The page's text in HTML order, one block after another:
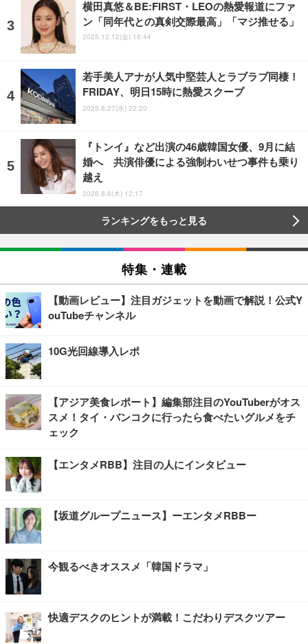
横田真悠＆BE:FIRST・LEOの熱愛報道にファ
ン「同年代との真剣交際最高」「マジ推せる」
2025.12.12(金) 18:44
若手美人アナが人気中堅芸人とラブラブ同棲！
FRIDAY、明日15時に熱愛スクープ
2025.8.27(水) 22:20
『トンイ』など出演の46歳韓国女優、9月に結
婚へ 共演俳優による強制わいせつ事件も乗り
越え
2026.8.6(木) 12:17
ランキングをもっと見る
特集・連載
【動画レビュー】注目ガジェットを動画で解説！公式Y
ouTubeチャンネル
10G光回線導入レポ
【アジア美食レポート】編集部注目のYouTuberがオス
スメ！タイ・バンコクに行ったら食べたいグルメをチ
ェック
【エンタメRBB】注目の人にインタビュー
【坂道グループニュース】ーエンタメRBBー
今観るべきオススメ「韓国ドラマ」
快適デスクのヒントが満載！こだわりデスクツアー